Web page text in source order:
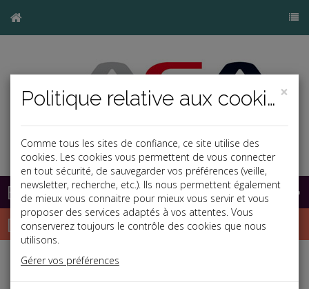
Base documentaire
Dépêches
j
Fiscal TPE
×
Politique relative aux cookies
Comme tous les sites de confiance, ce site utilise des
cookies. Les cookies vous permettent de vous connecter
en tout sécurité, de sauvegarder vos préférences (veille,
newsletter, recherche, etc.). Ils nous permettent également
de mieux vous connaitre pour mieux vous servir et vous
proposer des services adaptés à vos attentes. Vous
conserverez toujours le contrôle des cookies que nous
utilisons.
Gérer vos préférences